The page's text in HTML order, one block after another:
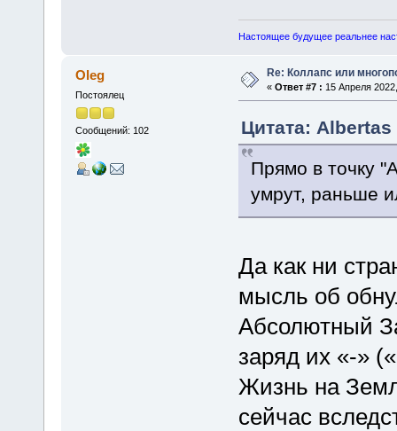
Настоящее будущее реальнее
Oleg
Постоялец
Сообщений: 102
Re: Коллапс или
« Ответ #7 : 15 Апреля
Цитата:
Прямо в точку
умрут, раньше
Да как ни
мысль об
Абсолютный
заряд их «-»
Жизнь на
сейчас